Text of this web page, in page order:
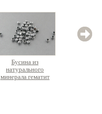
Бусина из
натурального
минерала гематит